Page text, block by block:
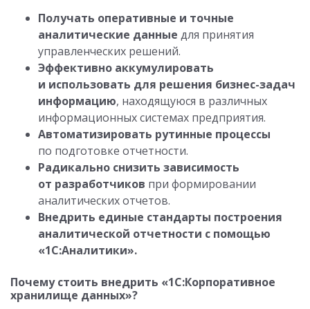
Получать оперативные и точные
аналитические данные для принятия
управленческих решений.
Эффективно аккумулировать
и использовать для решения бизнес-задач
информацию, находящуюся в различных
информационных системах предприятия.
Автоматизировать рутинные процессы
по подготовке отчетности.
Радикально снизить зависимость
от разработчиков при формировании
аналитических отчетов.
Внедрить единые стандарты построения
аналитической отчетности с помощью
«1С:Аналитики».
Почему стоить внедрить «1С:Корпоративное
хранилище данных»?